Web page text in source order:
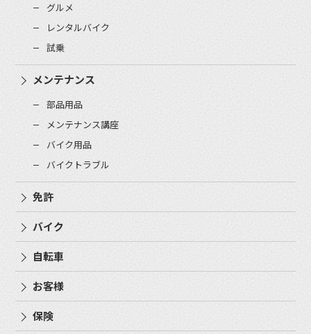
グルメ
レンタルバイク
試乗
メンテナンス
部品用品
メンテナンス講座
バイク用品
バイクトラブル
免許
バイク
自転車
お客様
保険